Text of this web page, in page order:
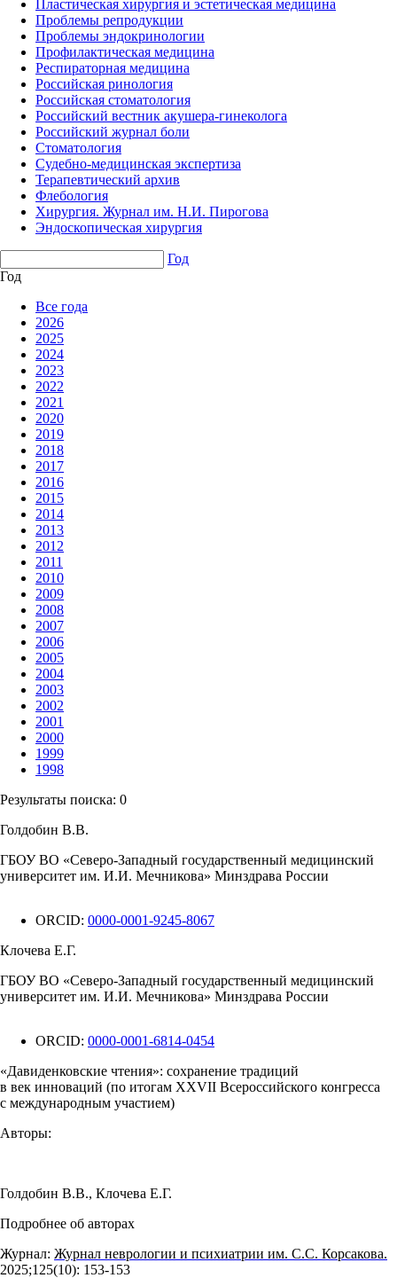
Пластическая хирургия и эстетическая медицина
Проблемы репродукции
Проблемы эндокринологии
Профилактическая медицина
Респираторная медицина
Российская ринология
Российская стоматология
Российский вестник акушера-гинеколога
Российский журнал боли
Стоматология
Судебно-медицинская экспертиза
Терапевтический архив
Флебология
Хирургия. Журнал им. Н.И. Пирогова
Эндоскопическая хирургия
Год
Год
Все года
2026
2025
2024
2023
2022
2021
2020
2019
2018
2017
2016
2015
2014
2013
2012
2011
2010
2009
2008
2007
2006
2005
2004
2003
2002
2001
2000
1999
1998
Результаты поиска: 0
Голдобин В.В.
ГБОУ ВО «Северо-Западный государственный медицинский
университет им. И.И. Мечникова» Минздрава России
ORCID: 0000-0001-9245-8067
Клочева Е.Г.
ГБОУ ВО «Северо-Западный государственный медицинский
университет им. И.И. Мечникова» Минздрава России
ORCID: 0000-0001-6814-0454
«Давиденковские чтения»: сохранение традиций
в век инноваций (по итогам XXVII Всероссийского конгресса
с международным участием)
Авторы:
Голдобин В.В., Клочева Е.Г.
Подробнее об авторах
Журнал: Журнал неврологии и психиатрии им. С.С. Корсакова.
2025;125(10): 153‑153